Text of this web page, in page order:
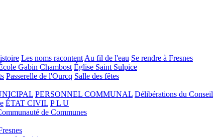
Les noms racontentAu fil de l'eau Se rendre à Fresnes
Gabin Chambost Église Saint Sulpice
Passerelle de l'Ourcq Salle des fêtes
PERSONNEL COMMUNAL Délibérations du Conseil
ÉTAT CIVIL P L U
de Communes